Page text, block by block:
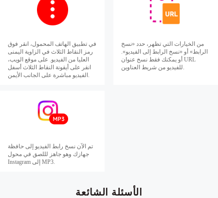
في تطبيق الهاتف المحمول، انقر فوق
رمز النقاط الثلاث في الزاوية اليمنى
العليا من الفيديو. على موقع الويب،
انقر على أيقونة النقاط الثلاث أسفل
الفيديو مباشرة على الجانب الأيمن.
من الخيارات التي تظهر، حدد «نسخ
الرابط» أو «نسخ الرابط إلى الفيديو».
أو يمكنك فقط نسخ عنوان URL
للفيديو من شريط العناوين.
تم الآن نسخ رابط الفيديو إلى حافظة
جهازك وهو جاهز لللصق في محول
Instagram إلى MP3.
الأسئلة الشائعة